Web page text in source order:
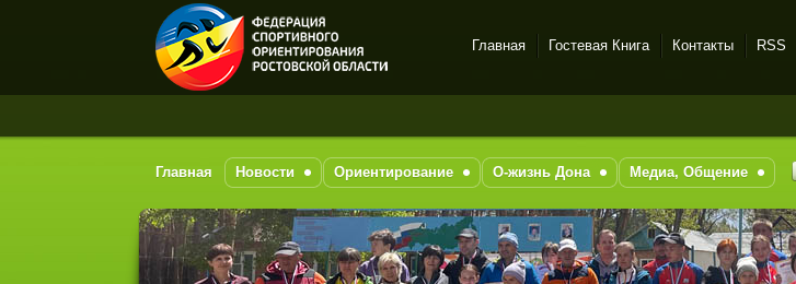
Спортивное
на-Дону
Главная Гостевая Книга Контакты RSS
Главная Новости Ориентирование О-жизнь Дона Медиа, Общение